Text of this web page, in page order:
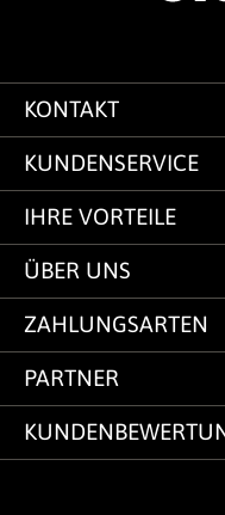
KONTAKT
KUNDENSERVICE
IHRE VORTEILE
ÜBER UNS
ZAHLUNGSARTEN
PARTNER